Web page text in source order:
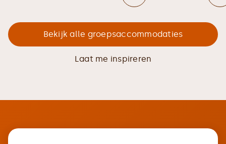
Bekijk alle groepsaccommodaties
Laat me inspireren